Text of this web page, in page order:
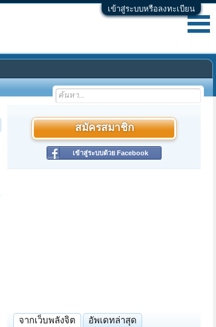
เข้าสู่ระบบหรือลงทะเบียน
สมัครสมาชิก
เข้าสู่ระบบด้วย Facebook
จากเว็บพลังจิต อัพเดทล่าสุด